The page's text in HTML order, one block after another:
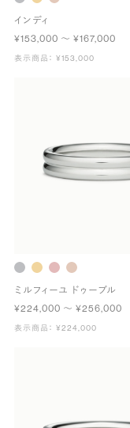
インディ
¥153,000 〜 ¥167,000
表示商品： ¥153,000
ミルフィーユ ドゥーブル
¥224,000 〜 ¥256,000
表示商品： ¥224,000